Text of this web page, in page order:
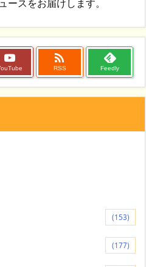
ースをお届けします。

RSS Feedly
(153)
(177)